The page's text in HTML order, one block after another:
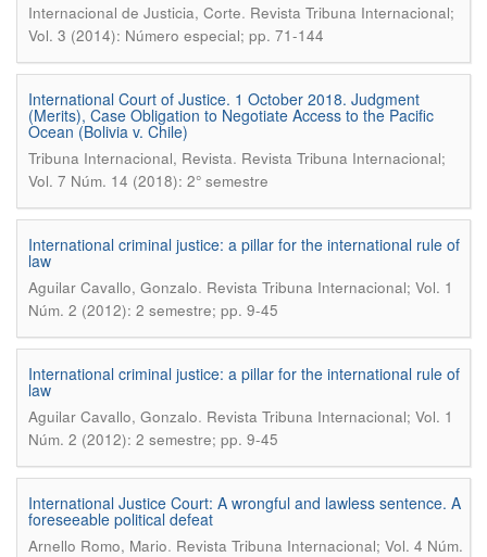
Internacional de Justicia, Corte. Revista Tribuna Internacional;
Vol. 3 (2014): Número especial; pp. 71-144
International Court of Justice. 1 October 2018. Judgment
(Merits), Case Obligation to Negotiate Access to the Pacific
Ocean (Bolivia v. Chile)
Tribuna Internacional, Revista. Revista Tribuna Internacional;
Vol. 7 Núm. 14 (2018): 2° semestre
International criminal justice: a pillar for the international rule of
law
Aguilar Cavallo, Gonzalo. Revista Tribuna Internacional; Vol. 1
Núm. 2 (2012): 2 semestre; pp. 9-45
International criminal justice: a pillar for the international rule of
law
Aguilar Cavallo, Gonzalo. Revista Tribuna Internacional; Vol. 1
Núm. 2 (2012): 2 semestre; pp. 9-45
International Justice Court: A wrongful and lawless sentence. A
foreseeable political defeat
Arnello Romo, Mario. Revista Tribuna Internacional; Vol. 4 Núm.